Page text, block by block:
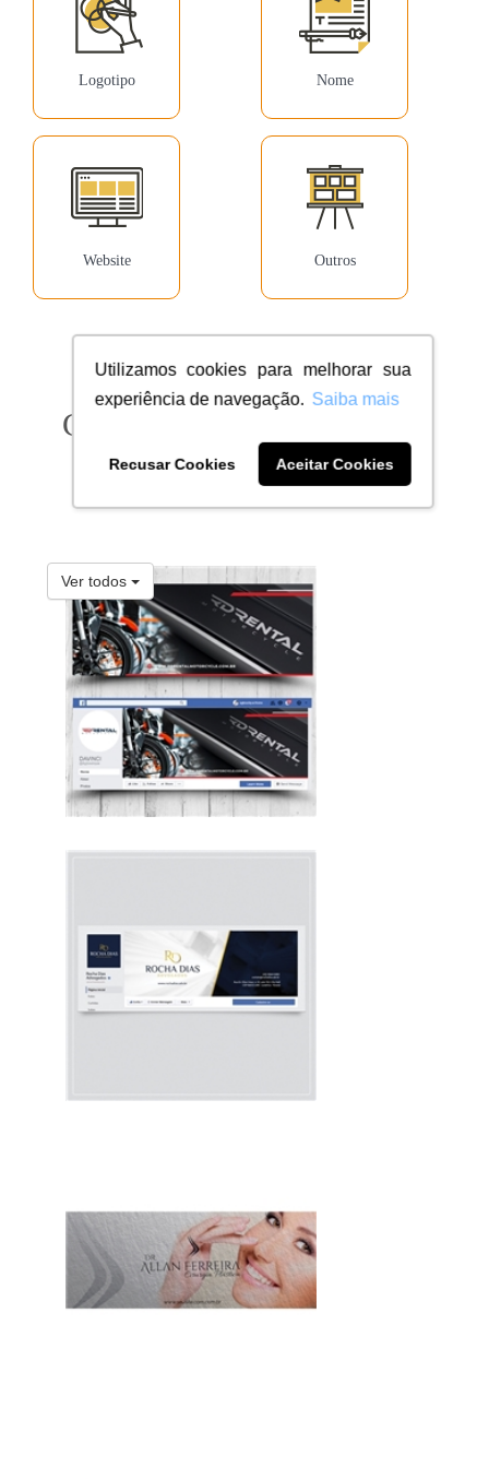
Utilizamos cookies para melhorar sua
experiência de navegação. Saiba mais
Recusar Cookies Aceitar Cookies
Logotipo Nome
Website Outros
Ver todos
Confira milhares de clientes
dentro do seu segmento